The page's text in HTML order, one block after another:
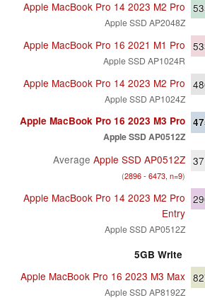
Apple MacBook Pro 14 2023 M2 Pro
Apple SSD AP2048Z
Apple MacBook Pro 16 2021 M1 Pro
Apple SSD AP1024R
Apple MacBook Pro 14 2023 M2 Pro
Apple SSD AP1024Z
Apple MacBook Pro 16 2023 M3 Pro
Apple SSD AP0512Z
Average Apple SSD AP0512Z
(2896 - 6473, n=9)
Apple MacBook Pro 14 2023 M2 Pro
Entry
Apple SSD AP0512Z
5GB Write
Apple MacBook Pro 16 2023 M3 Max
Apple SSD AP8192Z